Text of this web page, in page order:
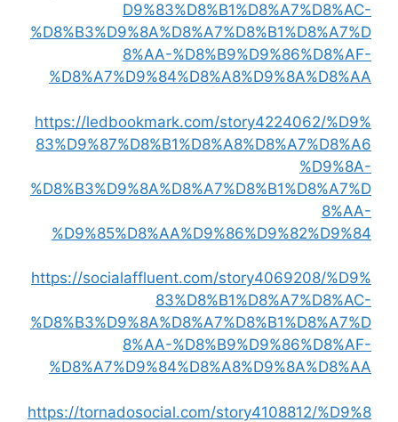
D9%83%D8%B1%D8%A7%D8%AC-
%D8%B3%D9%8A%D8%A7%D8%B1%D8%A7%D
8%AA-%D8%B9%D9%86%D8%AF-
%D8%A7%D9%84%D8%A8%D9%8A%D8%AA
https://ledbookmark.com/story4224062/%D9%
83%D9%87%D8%B1%D8%A8%D8%A7%D8%A6
%D9%8A-
%D8%B3%D9%8A%D8%A7%D8%B1%D8%A7%D
8%AA-
%D9%85%D8%AA%D9%86%D9%82%D9%84
https://socialaffluent.com/story4069208/%D9%
83%D8%B1%D8%A7%D8%AC-
%D8%B3%D9%8A%D8%A7%D8%B1%D8%A7%D
8%AA-%D8%B9%D9%86%D8%AF-
%D8%A7%D9%84%D8%A8%D9%8A%D8%AA
https://tornadosocial.com/story4108812/%D9%8